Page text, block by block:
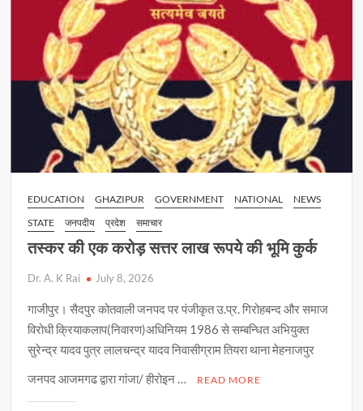
EDUCATION GHAZIPUR GOVERNMENT NATIONAL
NEWS
STATE
जनपदीय प्रदेश समाचार
तस्कर की एक करोड़ सत्तर लाख रूपये की भूमि कुर्क
Dr. A. K Rai July 8, 2026
गाजीपुर। सैदपुर कोतवाली जनपद पर पंजीकृत उ.प्र. गिरोहबन्द और समाज
विरोधी क्रियाकलाप(निवारण)अधिनियम 1986 से सम्बन्धित अभियुक्त
सुरेन्द्र यादव पुत्र लालचन्द्र यादव निवासीग्राम तियरा थाना मेहनाजपुर
जनपद आजमगढ द्वारा गांजा/ हीरोइन …
READ MORE